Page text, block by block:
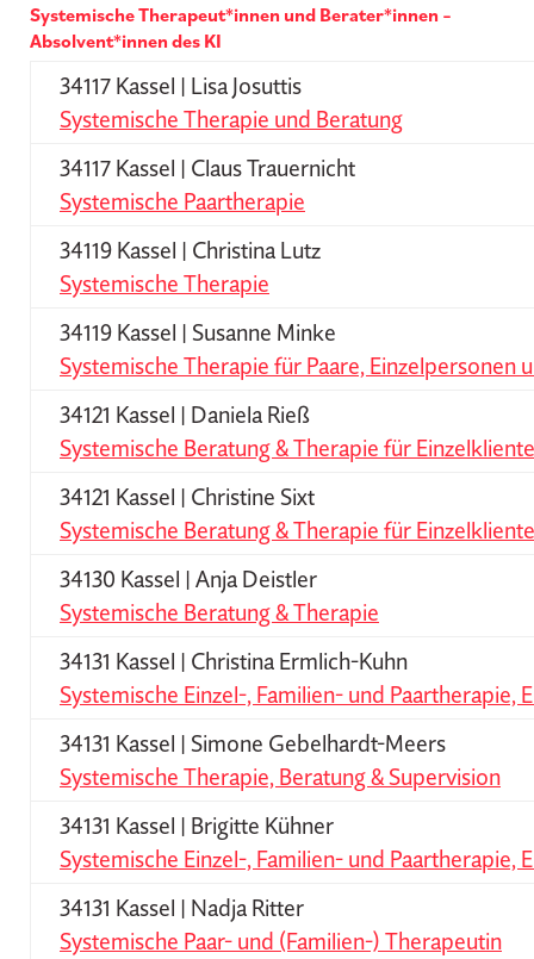
Systemische Therapeut*innen und Berater*innen –
Absolvent*innen des KI
34117 Kassel | Lisa Josuttis
Systemische Therapie und Beratung
34117 Kassel | Claus Trauernicht
Systemische Paartherapie
34119 Kassel | Christina Lutz
Systemische Therapie
34119 Kassel | Susanne Minke
Systemische Therapie für Paare, Einzelpersonen
34121 Kassel | Daniela Rieß
Systemische Beratung & Therapie für
34121 Kassel | Christine Sixt
Systemische Beratung & Therapie für
34130 Kassel | Anja Deistler
Systemische Beratung & Therapie
34131 Kassel | Christina Ermlich-Kuhn
Systemische Einzel-, Familien- und Paartherapie,
34131 Kassel | Simone Gebelhardt-Meers
Systemische Therapie, Beratung & Supervision
34131 Kassel | Brigitte Kühner
Systemische Einzel-, Familien- und Paartherapie,
34131 Kassel | Nadja Ritter
Systemische Paar- und (Familien-) Therapeutin